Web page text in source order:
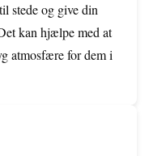
stede og give din
kan hjælpe med at
atmosfære for dem i